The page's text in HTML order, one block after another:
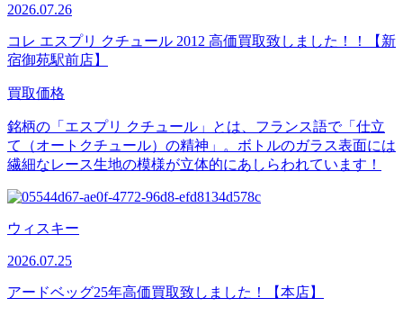
2026.07.26
コレ エスプリ クチュール 2012 高価買取致しました！！【新
宿御苑駅前店】
買取価格
銘柄の「エスプリ クチュール」とは、フランス語で「仕立
て（オートクチュール）の精神」。ボトルのガラス表面には
繊細なレース生地の模様が立体的にあしらわれています！
ウィスキー
2026.07.25
アードベッグ25年高価買取致しました！【本店】